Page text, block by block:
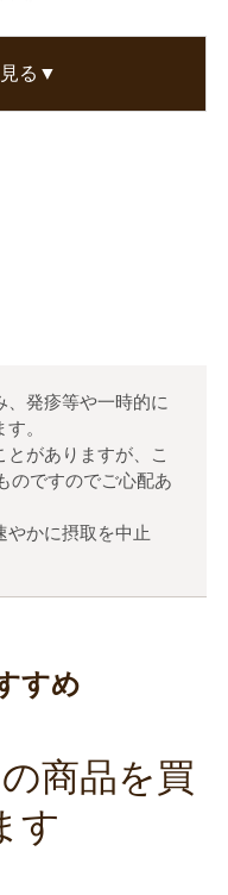
とした時に気になる程
る▼
、発疹等や一時的に
。
とがありますが、こ
のですのでご心配あ
やかに摂取を中止
すめ
商品を買
す